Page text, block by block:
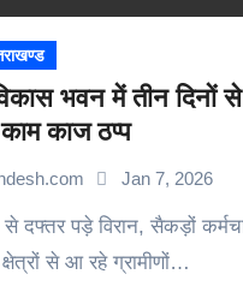
भवन में तीन दिनों से
काज ठप्प
Jan 7, 2026
से आ रहे ग्रामीणों…